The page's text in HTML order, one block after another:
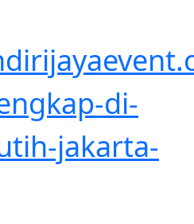
di-
jakarta-